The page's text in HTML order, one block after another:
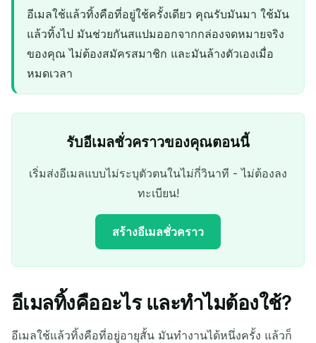
อีเมลใช้แล้วทิ้งคือที่อยู่ใช้ครั้งเดียว คุณรับมันมา ใช้มัน
แล้วทิ้งไป มันช่วยกันสแปมออกจากกล่องจดหมายจริง
ของคุณ ไม่ต้องสมัครสมาชิก และมันล้างตัวเองเมื่อ
หมดเวลา
รับอีเมลชั่วคราวของคุณตอนนี้
เริ่มส่งอีเมลแบบไม่ระบุตัวตนในไม่กี่วินาที - ไม่ต้องลง
ทะเบียน!
สร้างอีเมลชั่วคราว
ที่อยู่เมลชั่วคราวของคุณ:
อีเมลทิ้งคืออะไร และทำไมต้องใช้?
อีเมลใช้แล้วทิ้งคือที่อยู่อายุสั้น มันทำงานได้หนึ่งครั้ง แล้วก็